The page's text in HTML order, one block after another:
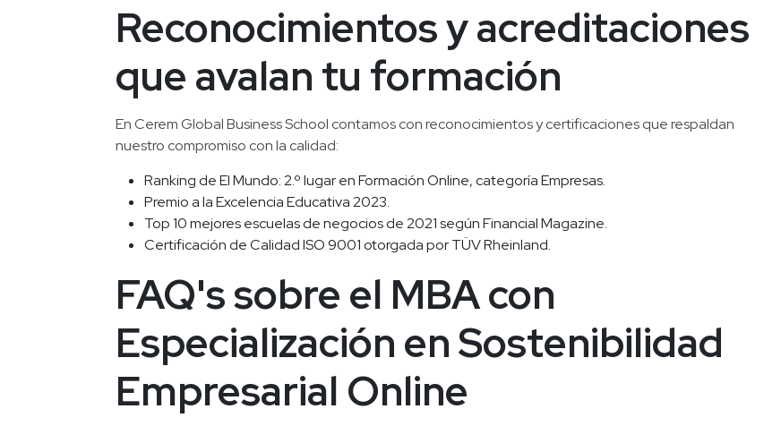
Reconocimientos y acreditaciones
que avalan tu formación
En Cerem Global Business School contamos con reconocimientos y certificaciones que respaldan
nuestro compromiso con la calidad:
Ranking de El Mundo: 2.º lugar en Formación Online, categoría Empresas.
Premio a la Excelencia Educativa 2023.
Top 10 mejores escuelas de negocios de 2021 según Financial Magazine.
Certificación de Calidad ISO 9001 otorgada por TÜV Rheinland.
FAQ's sobre el MBA con
Especialización en Sostenibilidad
Empresarial Online